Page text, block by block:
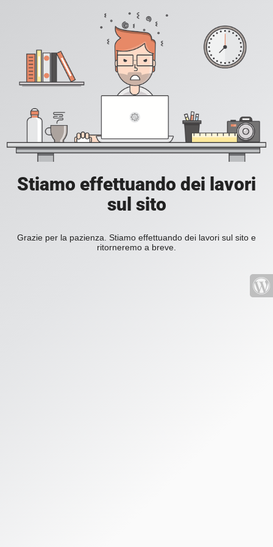
Stiamo effettuando dei lavori
sul sito
Grazie per la pazienza. Stiamo effettuando dei lavori sul sito e
ritorneremo a breve.